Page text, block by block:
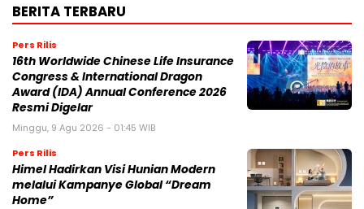
BERITA TERBARU
Pers Rilis
16th Worldwide Chinese Life Insurance
Congress & International Dragon
Award (IDA) Annual Conference 2026
Resmi Digelar
Minggu, 9 Agu 2026 - 01:45 WIB
Pers Rilis
Himel Hadirkan Visi Hunian Modern
melalui Kampanye Global “Dream
Home”